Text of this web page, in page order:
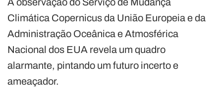
Climática Copernicus da União Europeia e da
Administração Oceânica e Atmosférica
Nacional dos EUA revela um quadro
alarmante, pintando um futuro incerto e
ameaçador.